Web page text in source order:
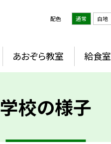
配色 通常 白地
あおぞら教室 給食室
学校の様子